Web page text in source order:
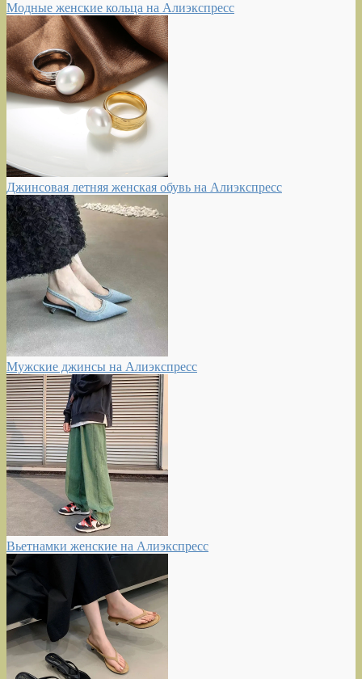
Модные женские кольца на Алиэкспресс
Джинсовая летняя женская обувь на Алиэкспресс
Мужские джинсы на Алиэкспресс
Вьетнамки женские на Алиэкспресс